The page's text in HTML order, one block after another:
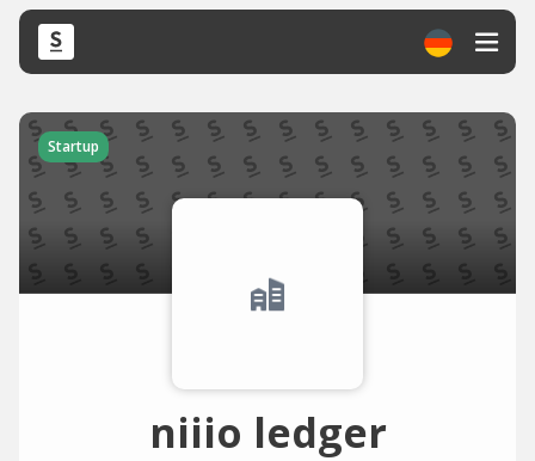
Startup
niiio ledger